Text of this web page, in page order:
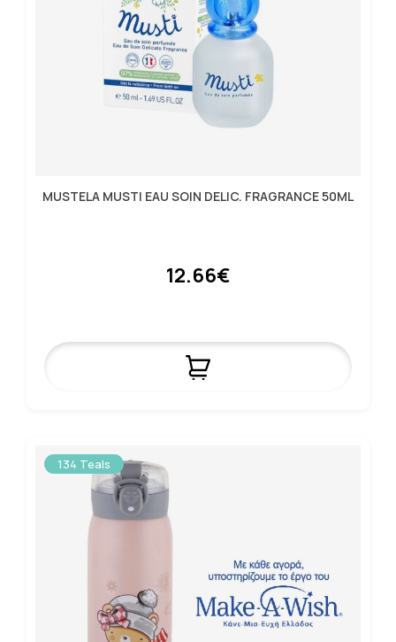
MUSTELA MUSTI EAU SOIN DELIC. FRAGRANCE 50ML
12.66€
134 Teals